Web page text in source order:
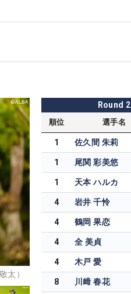
太）
Round 2
順位 選手名
1 佐久間 朱莉
1 尾関 彩美悠
1 天本 ハルカ
4 岩井 千怜
4 鶴岡 果恋
4 全 美貞
4 木戸 愛
8 川﨑 春花